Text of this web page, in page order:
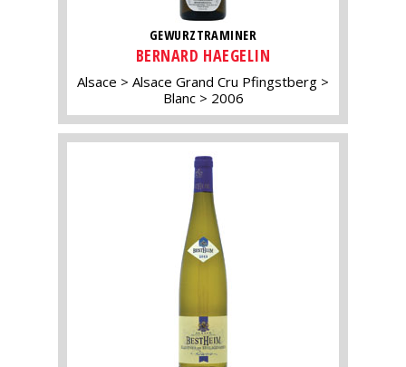
GEWURZTRAMINER
BERNARD HAEGELIN
Alsace
Alsace Grand Cru Pfingstberg
Blanc
2006